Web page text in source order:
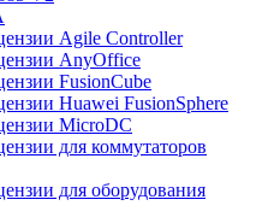
Agile Controller
AnyOffice
FusionCube
Huawei FusionSphere
MicroDC
для коммутаторов
для оборудования